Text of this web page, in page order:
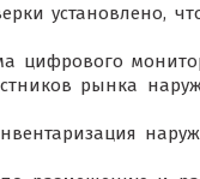
установлено,
цифрового
рынка